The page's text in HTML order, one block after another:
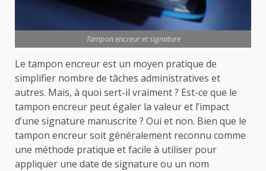
Tampon encreur et signature
Le tampon encreur est un moyen pratique de
simplifier nombre de tâches administratives et
autres. Mais, à quoi sert-il vraiment ? Est-ce que le
tampon encreur peut égaler la valeur et l’impact
d’une signature manuscrite ? Oui et non. Bien que le
tampon encreur soit généralement reconnu comme
une méthode pratique et facile à utiliser pour
appliquer une date de signature ou un nom